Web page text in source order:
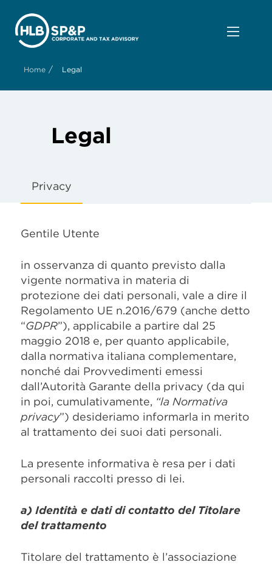
Home / Legal
Legal
Privacy
Gentile Utente
in osservanza di quanto previsto dalla
vigente normativa in materia di
protezione dei dati personali, vale a dire il
Regolamento UE n.2016/679 (anche detto
“GDPR”), applicabile a partire dal 25
maggio 2018 e, per quanto applicabile,
dalla normativa italiana complementare,
nonché dai Provvedimenti emessi
dall’Autorità Garante della privacy (da qui
in poi, cumulativamente, “la Normativa
privacy”) desideriamo informarla in merito
al trattamento dei suoi dati personali.
La presente informativa è resa per i dati
personali raccolti presso di lei.
a) Identità e dati di contatto del Titolare
del trattamento
Titolare del trattamento è l’associazione